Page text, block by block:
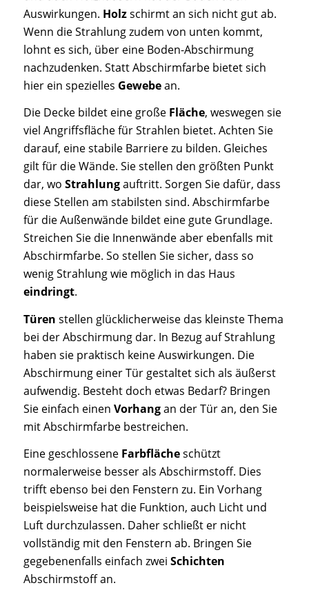
Auswirkungen. Holzschirmt an sich nicht gut ab.
Wenn die Strahlung zudem von unten kommt,
lohnt es sich, über eine Boden-Abschirmung
nachzudenken. Statt Abschirmfarbe bietet sich
hier ein spezielles Gewebean.
Die Decke bildet eine große Fläche, weswegen sie
viel Angriffsfläche für Strahlen bietet. Achten Sie
darauf, eine stabile Barriere zu bilden. Gleiches
gilt für die Wände. Sie stellen den größten Punkt
dar, wo Strahlungauftritt. Sorgen Sie dafür, dass
diese Stellen am stabilsten sind. Abschirmfarbe
für die Außenwände bildet eine gute Grundlage.
Streichen Sie die Innenwände aber ebenfalls mit
Abschirmfarbe. So stellen Sie sicher, dass so
wenig Strahlung wie möglich in das Haus
eindringt.
Türen stellen glücklicherweise das kleinste Thema
bei der Abschirmung dar. In Bezug auf Strahlung
haben sie praktisch keine Auswirkungen. Die
Abschirmung einer Tür gestaltet sich als äußerst
aufwendig. Besteht doch etwas Bedarf? Bringen
Sie einfach einen Vorhangan der Tür an, den Sie
mit Abschirmfarbe bestreichen.
Eine geschlossene Farbflächeschützt
normalerweise besser als Abschirmstoff. Dies
trifft ebenso bei den Fenstern zu. Ein Vorhang
beispielsweise hat die Funktion, auch Licht und
Luft durchzulassen. Daher schließt er nicht
vollständig mit den Fenstern ab. Bringen Sie
gegebenenfalls einfach zwei Schichten
Abschirmstoff an.